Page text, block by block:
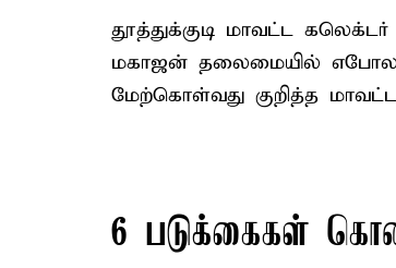
தூத்துக்குடி மாவட்ட
மகாஜன் தலைமையில்
மேற்கொள்வது குறித்த
6 படுக்கைகள்